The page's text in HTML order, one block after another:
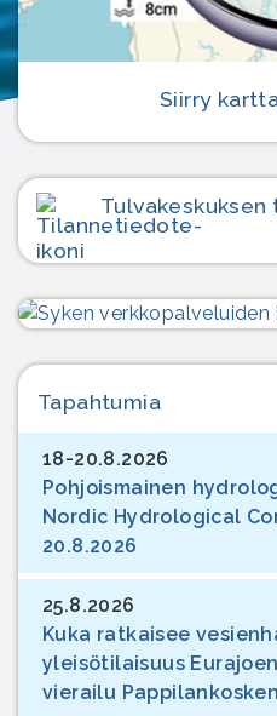
Siirry
Tapahtumia
18-20.8.2026
Pohjoismainen
Nordic Hydrological
20.8.2026
25.8.2026
Kuka ratkaisee
yleisötilaisuus
vierailu